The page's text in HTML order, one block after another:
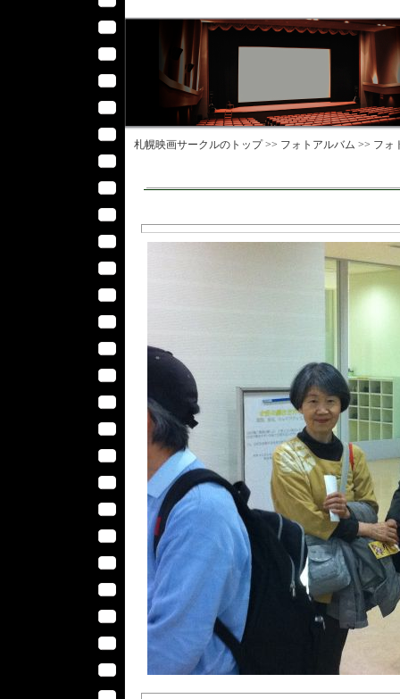
札幌映画サークルのトップ >> フォトアルバム >> フォ